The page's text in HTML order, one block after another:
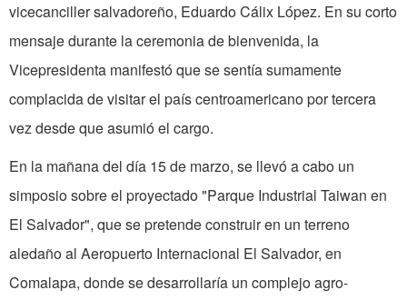
vicecanciller salvadoreño, Eduardo Cálix López. En su corto
mensaje durante la ceremonia de bienvenida, la
Vicepresidenta manifestó que se sentía sumamente
complacida de visitar el país centroamericano por tercera
vez desde que asumió el cargo.
En la mañana del día 15 de marzo, se llevó a cabo un
simposio sobre el proyectado "Parque Industrial Taiwan en
El Salvador", que se pretende construir en un terreno
aledaño al Aeropuerto Internacional El Salvador, en
Comalapa, donde se desarrollaría un complejo agro-